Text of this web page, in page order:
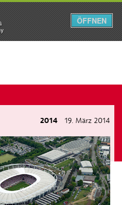
Menü
2014 19. März 2014
ÖFFNEN